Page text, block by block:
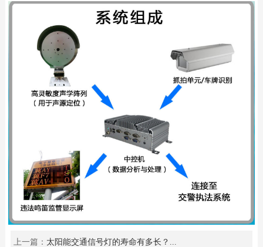
上一篇： 太阳能交通信号灯的寿命有多长？...